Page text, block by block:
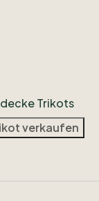
Trikots
verkaufen